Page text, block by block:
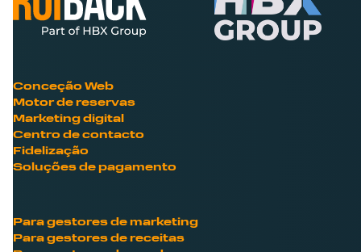
Conceção Web
Motor de reservas
Marketing digital
Centro de contacto
Fidelização
Soluções de pagamento
Para gestores de marketing
Para gestores de receitas